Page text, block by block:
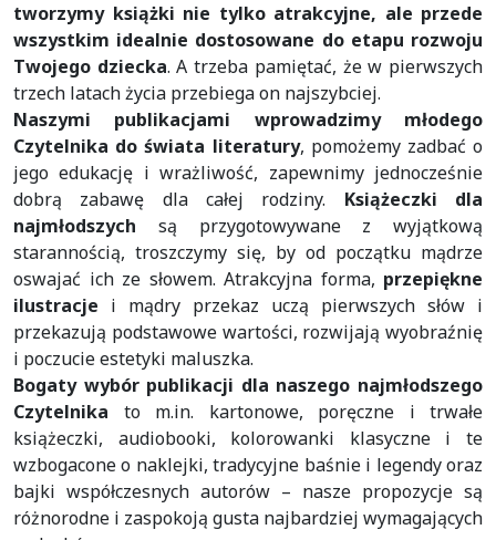
tworzymy książki nie tylko atrakcyjne, ale przede
wszystkim idealnie dostosowane do etapu rozwoju
Twojego dziecka. A trzeba pamiętać, że w pierwszych
trzech latach życia przebiega on najszybciej.
Naszymi publikacjami wprowadzimy młodego
Czytelnika do świata literatury, pomożemy zadbać o
jego edukację i wrażliwość, zapewnimy jednocześnie
dobrą zabawę dla całej rodziny. Książeczki dla
najmłodszych są przygotowywane z wyjątkową
starannością, troszczymy się, by od początku mądrze
oswajać ich ze słowem. Atrakcyjna forma, przepiękne
ilustracje i mądry przekaz uczą pierwszych słów i
przekazują podstawowe wartości, rozwijają wyobraźnię
i poczucie estetyki maluszka.
Bogaty wybór publikacji dla naszego najmłodszego
Czytelnika to m.in. kartonowe, poręczne i trwałe
książeczki, audiobooki, kolorowanki klasyczne i te
wzbogacone o naklejki, tradycyjne baśnie i legendy oraz
bajki współczesnych autorów – nasze propozycje są
różnorodne i zaspokoją gusta najbardziej wymagających